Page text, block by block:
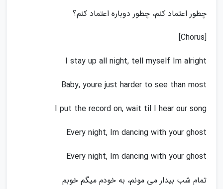
چطور اعتماد کنم، چطور دوباره اعتماد کنم؟
[Chorus]
I stay up all night, tell myself Im alright
Baby, youre just harder to see than most
I put the record on, wait til I hear our song
Every night, Im dancing with your ghost
Every night, Im dancing with your ghost
تمام شب بیدار می مونم، به خودم میگم خوبم